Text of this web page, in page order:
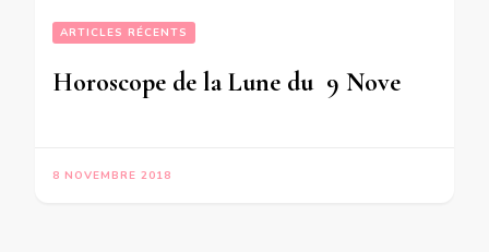
ARTICLES RÉCENTS
8 NOVEMBRE 2018